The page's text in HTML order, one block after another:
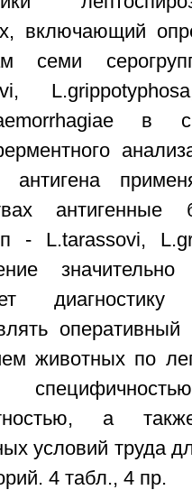
включающий
семи
в
антигена
- L.tarassovi,
диагностику
животных по
а
условий труда
4 табл., 4 пр.